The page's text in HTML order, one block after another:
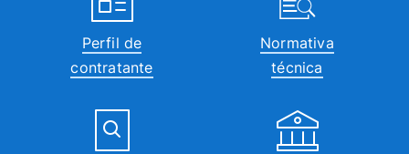
Perfil de
contratante
Normativa
técnica